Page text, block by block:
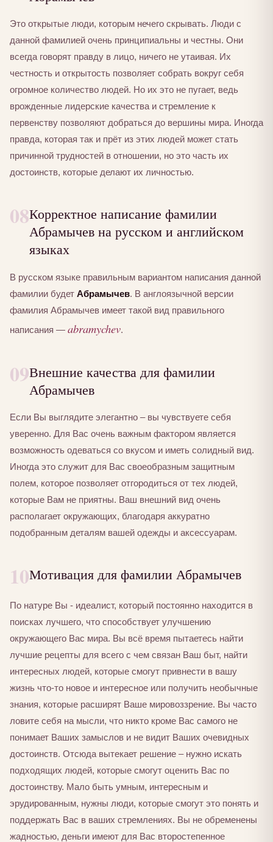
Это открытые люди, которым нечего скрывать. Люди с
данной фамилией очень принципиальны и честны. Они
всегда говорят правду в лицо, ничего не утаивая. Их
честность и открытость позволяет собрать вокруг себя
огромное количество людей. Но их это не пугает, ведь
врожденные лидерские качества и стремление к
первенству позволяют добраться до вершины мира. Иногда
правда, которая так и прёт из этих людей может стать
причинной трудностей в отношении, но это часть их
достоинств, которые делают их личностью.
08Корректное написание фамилии
Абрамычев на русском и английском
языках
В русском языке правильным вариантом написания данной
фамилии будет Абрамычев. В англоязычной версии
фамилия Абрамычев имеет такой вид правильного
написания — abramychev.
09Внешние качества для фамилии
Абрамычев
Если Вы выглядите элегантно – вы чувствуете себя
уверенно. Для Вас очень важным фактором является
возможность одеваться со вкусом и иметь солидный вид.
Иногда это служит для Вас своеобразным защитным
полем, которое позволяет отгородиться от тех людей,
которые Вам не приятны. Ваш внешний вид очень
располагает окружающих, благодаря аккуратно
подобранным деталям вашей одежды и аксессуарам.
10Мотивация для фамилии Абрамычев
По натуре Вы - идеалист, который постоянно находится в
поисках лучшего, что способствует улучшению
окружающего Вас мира. Вы всё время пытаетесь найти
лучшие рецепты для всего с чем связан Ваш быт, найти
интересных людей, которые смогут привнести в вашу
жизнь что-то новое и интересное или получить необычные
знания, которые расширят Ваше мировоззрение. Вы часто
ловите себя на мысли, что никто кроме Вас самого не
понимает Ваших замыслов и не видит Ваших очевидных
достоинств. Отсюда вытекает решение – нужно искать
подходящих людей, которые смогут оценить Вас по
достоинству. Мало быть умным, интересным и
эрудированным, нужны люди, которые смогут это понять и
поддержать Вас в ваших стремлениях. Вы не обременены
жадностью, деньги имеют для Вас второстепенное